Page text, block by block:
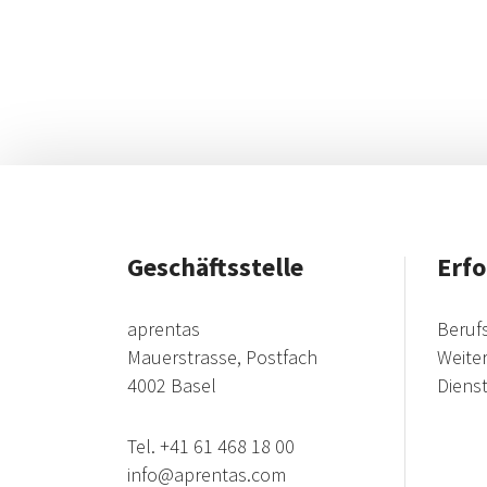
Geschäftsstelle
aprentas
Mauerstrasse, Postfach
4002 Basel
Tel. +41 61 468 18 00
info@aprentas.com